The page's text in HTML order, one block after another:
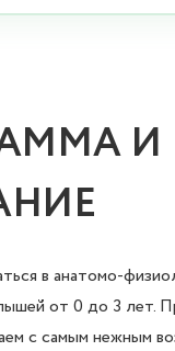
И
в анатомо-
от 0 до 3 лет.
с самым нежным